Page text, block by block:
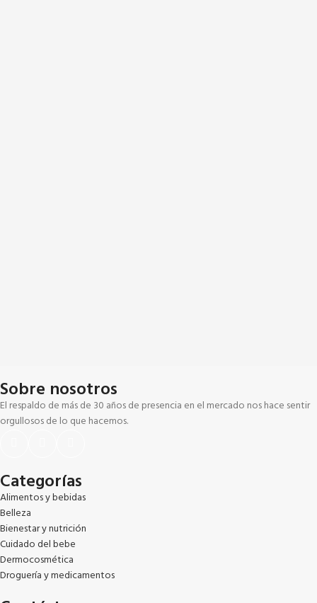
Sobre nosotros
El respaldo de más de 30 años de presencia en el mercado nos hace sentir
orgullosos de lo que hacemos.
Categorías
Alimentos y bebidas
Belleza
Bienestar y nutrición
Cuidado del bebe
Dermocosmética
Droguería y medicamentos